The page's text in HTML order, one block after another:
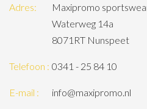
Adres:
Maxipromo
Waterweg 14a
8071RT Nunspeet
Telefoon : 0341 - 25 84 10
E-mail : info@maxipromo.nl